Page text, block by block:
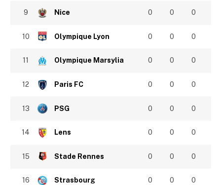
9 Nice 0 0 0
10 Olympique Lyon 0 0 0
11 Olympique Marsylia 0 0 0
12 Paris FC 0 0 0
13 PSG 0 0 0
14 Lens 0 0 0
15 Stade Rennes 0 0 0
16 Strasbourg 0 0 0